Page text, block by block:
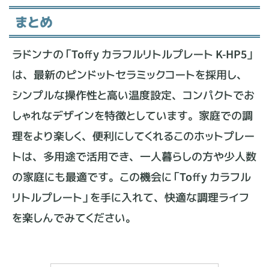
まとめ
ラドンナの「Toffy カラフルリトルプレート K-HP5」
は、最新のピンドットセラミックコートを採用し、
シンプルな操作性と高い温度設定、コンパクトでお
しゃれなデザインを特徴としています。家庭での調
理をより楽しく、便利にしてくれるこのホットプレー
トは、多用途で活用でき、一人暮らしの方や少人数
の家庭にも最適です。この機会に「Toffy カラフル
リトルプレート」を手に入れて、快適な調理ライフ
を楽しんでみてください。